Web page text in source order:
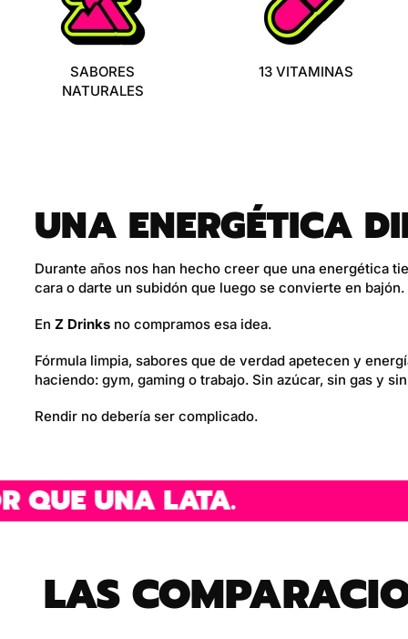
SABORES
NATURALES
13 VITAMINAS
UNA ENERGÉTICA
Durante años nos han hecho creer que una energética
cara o darte un subidón que luego se convierte en bajón.
En Z Drinksno compramos esa idea.
Fórmula limpia, sabores que de verdad apetecen y
haciendo: gym, gaming o trabajo. Sin azúcar, sin gas y
Rendir no debería ser complicado.
VECES MEJOR QUE UNA LATA.
LAS